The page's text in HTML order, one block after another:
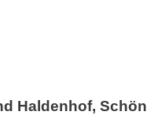
Haldenhof,